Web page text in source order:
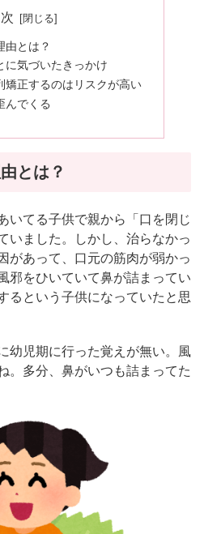
由とは？
に気づいたきっかけ
矯正するのはリスクが高い
んでくる
とは？
いてる子供で親から「口を閉じ
いました。しかし、治らなかっ
があって、口元の筋肉が弱かっ
邪をひいていて鼻が詰まってい
るという子供になっていたと思
幼児期に行った覚えが無い。風
。多分、鼻がいつも詰まってた